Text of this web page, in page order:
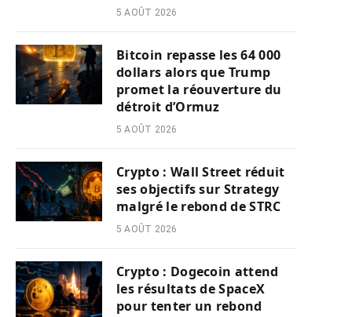
5 AOÛT 2026
Bitcoin repasse les 64 000
dollars alors que Trump
promet la réouverture du
détroit d’Ormuz
5 AOÛT 2026
Crypto : Wall Street réduit
ses objectifs sur Strategy
malgré le rebond de STRC
5 AOÛT 2026
Crypto : Dogecoin attend
les résultats de SpaceX
pour tenter un rebond